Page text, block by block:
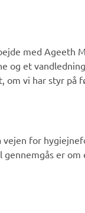
med Ageeth
og et
om vi har styr på
vejen for
er om